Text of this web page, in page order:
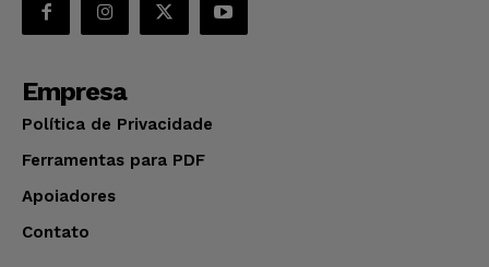
Empresa
Política de Privacidade
Ferramentas para PDF
Apoiadores
Contato